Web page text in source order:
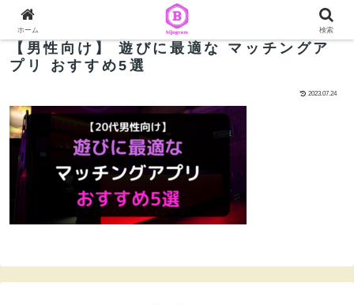
【男性向け】 遊びに最適な マッチングア
プリ おすすめ5選
2023.07.24
ホーム 検索